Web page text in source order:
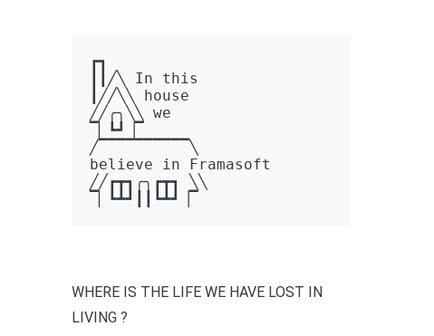
┏┓
┃┃╱╲ In this
┃╱╱╲╲ house
╱╱╭╮╲╲ we
▔▏┗┛▕▔
╱▔▔▔▔▔▔▔▔▔▔╲
believe in Framasoft
╱╱┏┳┓╭╮┏┳┓ ╲╲
▔▏┗┻┛┃┃┗┻┛▕▔
WHERE IS THE LIFE WE HAVE LOST IN
LIVING ?